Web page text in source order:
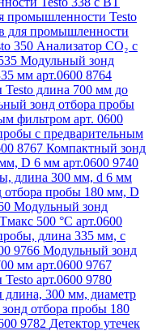
промышленности Testo
для промышленности
350 Анализатор СО₂ с
Модульный зонд
мм арт.0600 8764
длина 700 мм до
зонд отбора пробы
фильтром арт. 0600
с предварительным
8767 Компактный зонд
D 6 мм арт.0600 9740
длина 300 мм, d 6 мм
пробы 180 мм, D
Модульный зонд
500 °C арт.0600
длина 335 мм, с
9766 Модульный зонд
мм арт.0600 9767
арт.0600 9780
300 мм, диаметр
отбора пробы 180
9782 Детектор утечек